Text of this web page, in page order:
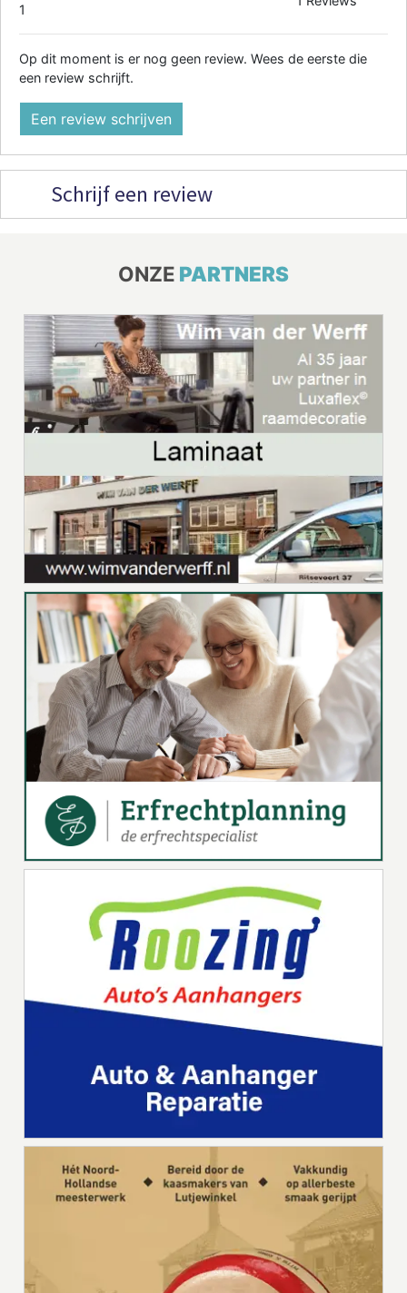
1
Op dit moment is er nog geen review. Wees de eerste die
een review schrijft.
Een review schrijven
Schrijf een review
ONZE PARTNERS